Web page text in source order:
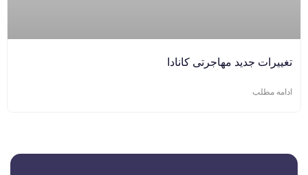
تغییرات جدید مهاجرتی کانادا
ادامه مطلب